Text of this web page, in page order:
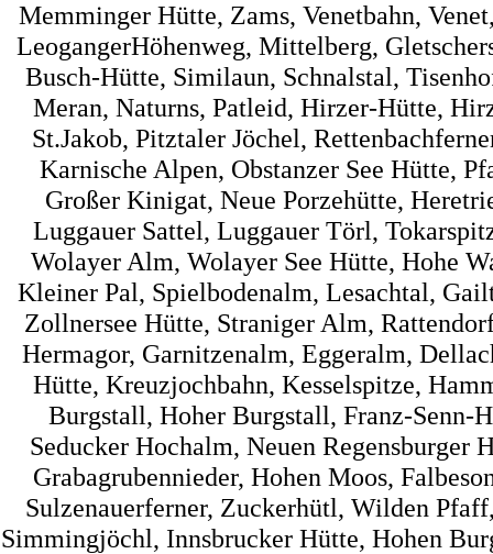
Memminger Hütte, Zams, Venetbahn,
LeogangerHöhenweg, Mittelberg,
Busch-Hütte, Similaun, Schnalstal,
Meran, Naturns, Patleid, Hirzer-Hütte,
St.Jakob, Pitztaler Jöchel,
Karnische Alpen, Obstanzer See Hütte,
Großer Kinigat, Neue Porzehütte,
Luggauer Sattel, Luggauer Törl,
Wolayer Alm, Wolayer See Hütte, Hohe
Kleiner Pal, Spielbodenalm, Lesachtal,
Zollnersee Hütte, Straniger Alm,
Hermagor, Garnitzenalm, Eggeralm,
Hütte, Kreuzjochbahn, Kesselspitze,
Burgstall, Hoher Burgstall, Franz-Senn-
Seducker Hochalm, Neuen Regensburger
Grabagrubennieder, Hohen Moos,
Sulzenauerferner, Zuckerhütl, Wilden
Simmingjöchl, Innsbrucker Hütte, Hohen